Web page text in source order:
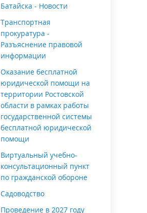
Батайска - Новости
Транспортная
прокуратура -
Разъяснение правовой
информации
Оказание бесплатной
юридической помощи на
территории Ростовской
области в рамках работы
государственной системы
бесплатной юридической
помощи
Виртуальный учебно-
консультационный пункт
по гражданской обороне
Садоводство
Проведение в 2027 году